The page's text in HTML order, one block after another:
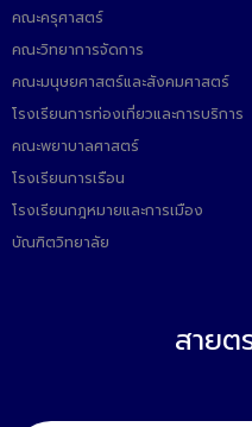
คณะครุศาสตร์
คณะวิทยาการจัดการ
คณะมนุษยศาสตร์และสังคมศาสตร์
โรงเรียนการท่องเที่ยวและการบริการ
คณะพยาบาลศาสตร์
โรงเรียนการเรือน
โรงเรียนกฎหมายและการเมือง
บัณฑิตวิทยาลัย
สาย